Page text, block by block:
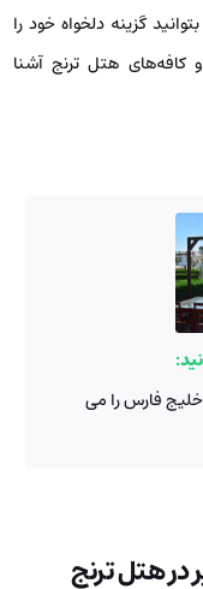
گزینه دلخواه خود را
کافه‌های هتل ترنج آشنا
فارس را می
هتل ترنج